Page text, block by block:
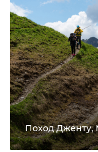
Поход Дженту,